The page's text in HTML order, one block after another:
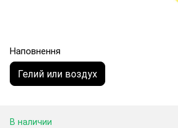
Наповнення
Гелий или воздух
В наличии